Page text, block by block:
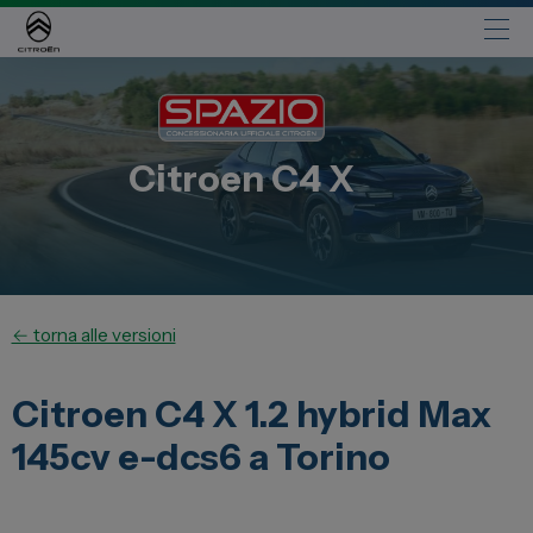
Automobili
Abarth
Citroen
Leapmotor
CitroenC4 X
← torna alle versioni
Citroen C4 X 1.2 hybrid Max
145cv e-dcs6 a Torino